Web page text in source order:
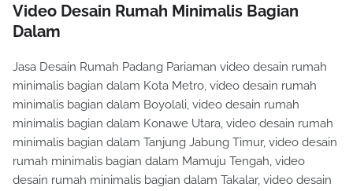
Video Desain Rumah Minimalis Bagian
Dalam
Jasa Desain Rumah Padang Pariaman video desain rumah
minimalis bagian dalam Kota Metro, video desain rumah
minimalis bagian dalam Boyolali, video desain rumah
minimalis bagian dalam Konawe Utara, video desain rumah
minimalis bagian dalam Tanjung Jabung Timur, video desain
rumah minimalis bagian dalam Mamuju Tengah, video
desain rumah minimalis bagian dalam Takalar, video desain